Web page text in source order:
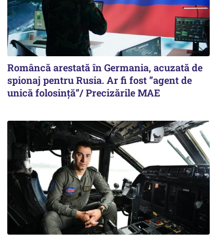
Româncă arestată în Germania, acuzată de
spionaj pentru Rusia. Ar fi fost ”agent de
unică folosință”/ Precizările MAE